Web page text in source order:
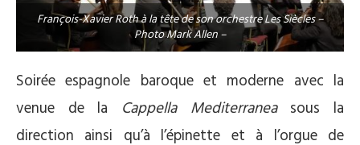
François-Xavier Roth à la tête de son orchestre Les Siècles –
Photo Mark Allen –
Soirée espagnole baroque et moderne avec la
venue de la Cappella Mediterraneasous la
direction ainsi qu’à l’épinette et à l’orgue de